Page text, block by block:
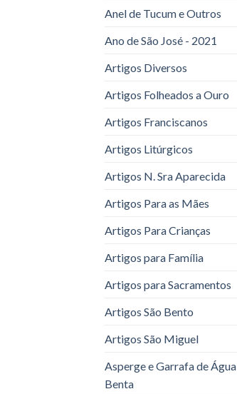
Anel de Tucum e Outros
Ano de São José - 2021
Artigos Diversos
Artigos Folheados a Ouro
Artigos Franciscanos
Artigos Litúrgicos
Artigos N. Sra Aparecida
Artigos Para as Mães
Artigos Para Crianças
Artigos para Família
Artigos para Sacramentos
Artigos São Bento
Artigos São Miguel
Asperge e Garrafa de Água
Benta